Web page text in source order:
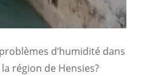
d’humidité dans
région de Hensies?